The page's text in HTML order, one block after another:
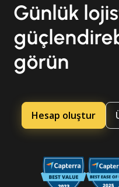
Günlük
görün
Hesap oluştur